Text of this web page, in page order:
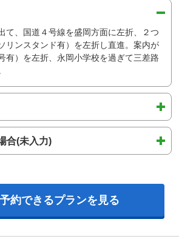
て、国道４号線を盛岡方面に左折、２つ
リンスタンド有）を左折し直進。案内が
有）を左折、永岡小学校を過ぎて三差路
合(未入力)
約できるプランを見る